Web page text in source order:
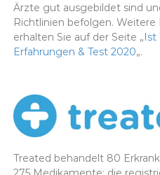
Ärzte gut ausgebildet sind
Richtlinien befolgen.
erhalten Sie auf der Seite „Ist
Erfahrungen & Test 2020„.
Treated behandelt 80